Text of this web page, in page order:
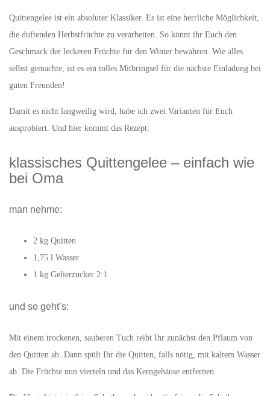
Quittengelee ist ein absoluter Klassiker. Es ist eine herrliche Möglichkeit,
die duftenden Herbstfrüchte zu verarbeiten. So könnt ihr Euch den
Geschmack der leckeren Früchte für den Winter bewahren. Wie alles
selbst gemachte, ist es ein tolles Mitbringsel für die nächste Einladung bei
guten Freunden!
Damit es nicht langweilig wird, habe ich zwei Varianten für Euch
ausprobiert. Und hier kommt das Rezept:
klassisches Quittengelee – einfach wie
bei Oma
man nehme:
2 kg Quitten
1,75 l Wasser
1 kg Gelierzucker 2:1
und so geht’s:
Mit einem trockenen, sauberen Tuch reibt Ihr zunächst den Pflaum von
den Quitten ab. Dann spült Ihr die Quitten, falls nötig, mit kaltem Wasser
ab. Die Früchte nun vierteln und das Kerngehäuse entfernen.